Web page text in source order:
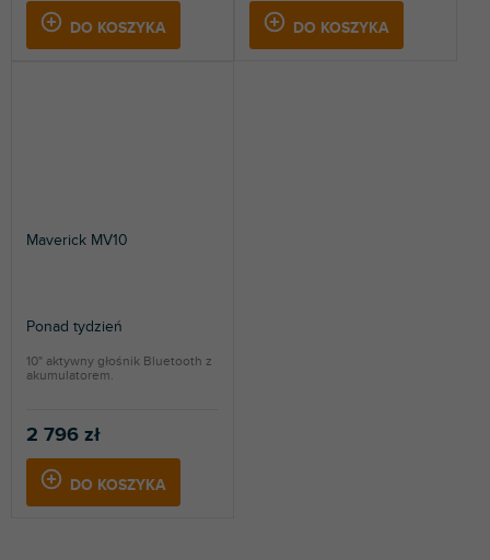
DO KOSZYKA DO KOSZYKA
Maverick MV10
Ponad tydzień
2 796 zł
DO KOSZYKA
10" aktywny głośnik Bluetooth z
akumulatorem.